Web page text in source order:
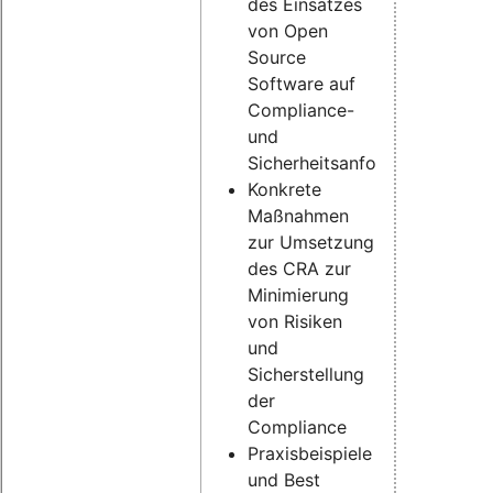
von Open
Source
Software auf
Compliance-
und
Sicherheitsanforderungen
Konkrete
Maßnahmen
zur Umsetzung
des CRA zur
Minimierung
von Risiken
und
Sicherstellung
der
Compliance
Praxisbeispiele
und Best